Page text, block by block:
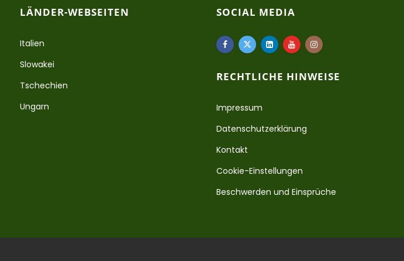
LÄNDER-WEBSEITEN
Italien
Slowakei
Tschechien
Ungarn
SOCIAL MEDIA
RECHTLICHE HINWEISE
Impressum
Datenschutzerklärung
Kontakt
Cookie-Einstellungen
Beschwerden und Einsprüche